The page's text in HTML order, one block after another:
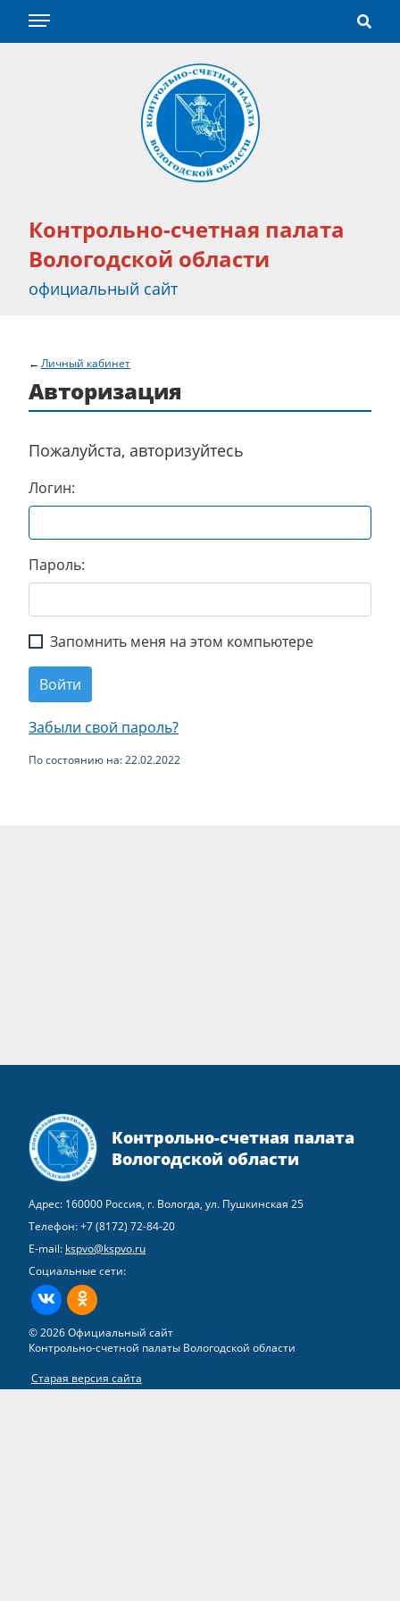
Контрольно-счетная палата
Вологодской области
официальный сайт
Личный кабинет
Авторизация
Пожалуйста, авторизуйтесь
Логин:
Пароль:
Запомнить меня на этом компьютере
Войти
Забыли свой пароль?
По состоянию на: 22.02.2022
Контрольно-счетная палата
Вологодской области
Адрес: 160000 Россия, г. Вологда, ул. Пушкинская 25
Телефон:+7 (8172) 72-84-20
E-mail: kspvo@kspvo.ru
Социальные сети:
ВКонтактеОдноклассники
© 2026 Официальный сайт
Контрольно-счетной палаты Вологодской области
Старая версия сайта